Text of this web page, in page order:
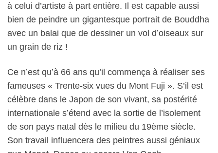
à celui d’artiste à part entière. Il est capable aussi
bien de peindre un gigantesque portrait de Bouddha
avec un balai que de dessiner un vol d’oiseaux sur
un grain de riz !
Ce n’est qu’à 66 ans qu’il commença à réaliser ses
fameuses « Trente-six vues du Mont Fuji ». S’il est
célèbre dans le Japon de son vivant, sa postérité
internationale s’étend avec la sortie de l’isolement
de son pays natal dès le milieu du 19ème siècle.
Son travail influencera des peintres aussi géniaux